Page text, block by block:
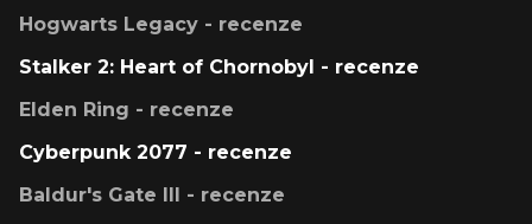
Hogwarts Legacy - recenze
Stalker 2: Heart of Chornobyl - recenze
Elden Ring - recenze
Cyberpunk 2077 - recenze
Baldur's Gate III - recenze